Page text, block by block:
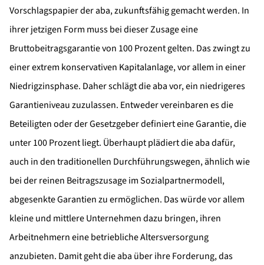
Vorschlagspapier der aba, zukunftsfähig gemacht werden. In
ihrer jetzigen Form muss bei dieser Zusage eine
Bruttobeitragsgarantie von 100 Prozent gelten. Das zwingt zu
einer extrem konservativen Kapitalanlage, vor allem in einer
Niedrigzinsphase. Daher schlägt die aba vor, ein niedrigeres
Garantieniveau zuzulassen. Entweder vereinbaren es die
Beteiligten oder der Gesetzgeber definiert eine Garantie, die
unter 100 Prozent liegt. Überhaupt plädiert die aba dafür,
auch in den traditionellen Durchführungswegen, ähnlich wie
bei der reinen Beitragszusage im Sozialpartnermodell,
abgesenkte Garantien zu ermöglichen. Das würde vor allem
kleine und mittlere Unternehmen dazu bringen, ihren
Arbeitnehmern eine betriebliche Altersversorgung
anzubieten. Damit geht die aba über ihre Forderung, das